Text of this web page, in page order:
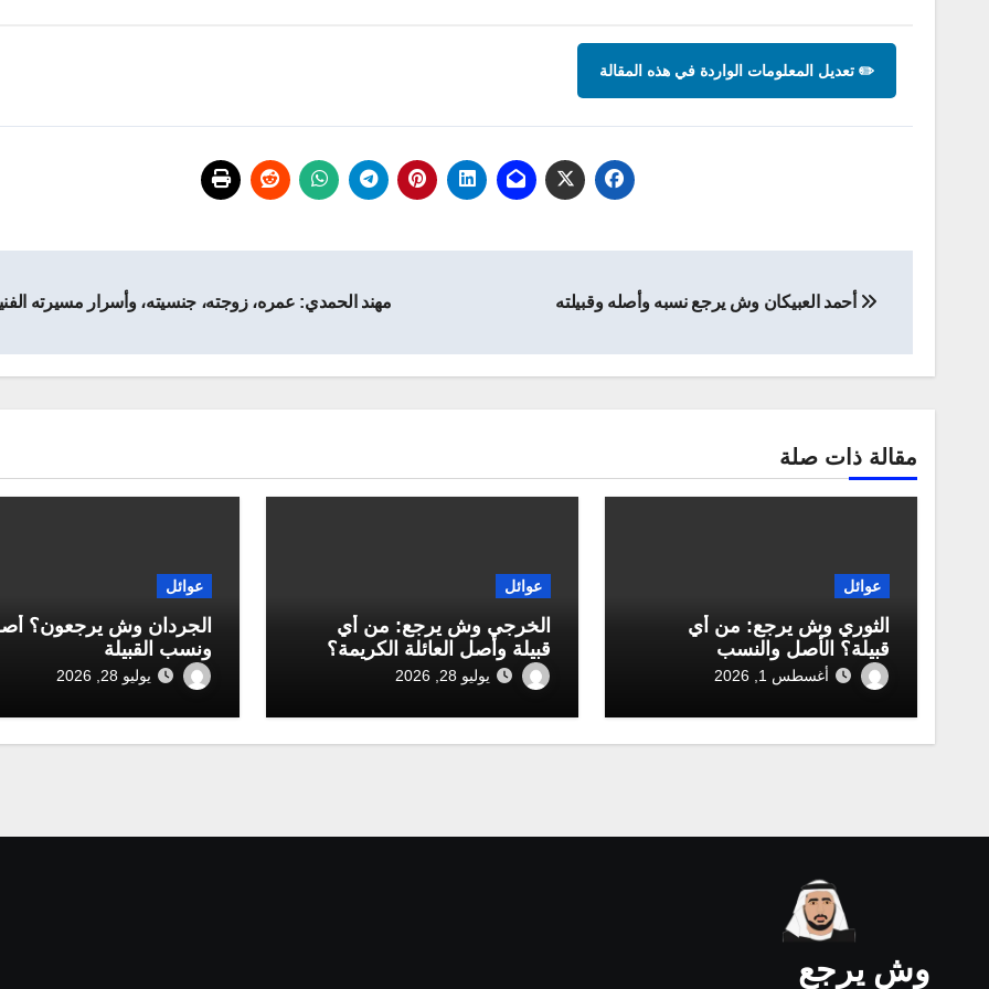
✏️ تعديل المعلومات الواردة في هذه المقالة
المقالات
أحمد العبيكان وش يرجع نسبه وأصله وقبيلته مهند الحمدي: عمره، زوجته، جنسيته، وأسرار مسيرته
مقالة ذات صلة
عوائل
الثوري وش يرجع: من أي
قبيلة؟ الأصل والنسب
أغسطس 1, 2026
عوائل
الخرجي وش يرجع: من أي
قبيلة وأصل العائلة الكريمة؟
يوليو 28, 2026
عوائل
الجردان وش يرجعون؟
ونسب القبيلة
يوليو 28, 2026
وش يرجع